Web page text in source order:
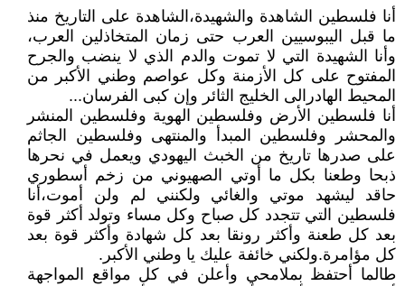
أنا فلسطين الشاهدة والشهيدة،الشاهدة على التاريخ منذ
ما قبل اليبوسيين العرب حتى زمان المتخاذلين العرب،
وأنا الشهيدة التي لا تموت والدم الذي لا ينضب والجرح
المفتوح على كل اﻷزمنة وكل عواصم وطني اﻷكبر من
المحيط الهادرالى الخليج الثائر وإن كبى الفرسان...
أنا فلسطين اﻷرض وفلسطين الهوية وفلسطين المنشر
والمحشر وفلسطين المبدأ والمنتهى وفلسطين الجاثم
على صدرها تاريخ من الخبث اليهودي ويعمل في نحرها
ذبحا وطعنا بكل ما أوتي الصهيوني من زخم أسطوري
حاقد ليشهد موتي والغائي ولكنني لم ولن أموت،أنا
فلسطين التي تتجدد كل صباح وكل مساء وتولد أكثر قوة
بعد كل طعنة وأكثر رونقا بعد كل شهادة وأكثر قوة بعد
كل مؤامرة.ولكني خائفة عليك يا وطني اﻷكبر.
طالما أحتفظ بملامحي وأعلن في كل مواقع المواجهة